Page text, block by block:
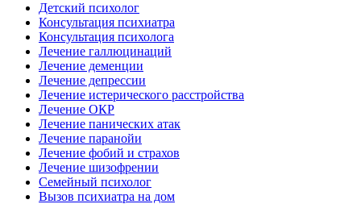
Детский психолог
Консультация психиатра
Консультация психолога
Лечение галлюцинаций
Лечение деменции
Лечение депрессии
Лечение истерического расстройства
Лечение ОКР
Лечение панических атак
Лечение паранойи
Лечение фобий и страхов
Лечение шизофрении
Семейный психолог
Вызов психиатра на дом